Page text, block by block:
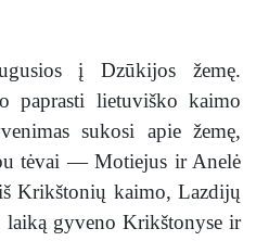
į Dzūkijos žemę.
paprasti lietuviško kaimo
sukosi apie žemę,
tėvai — Motiejus ir Anelė
Krikštonių kaimo, Lazdijų
gyveno Krikštonyse ir